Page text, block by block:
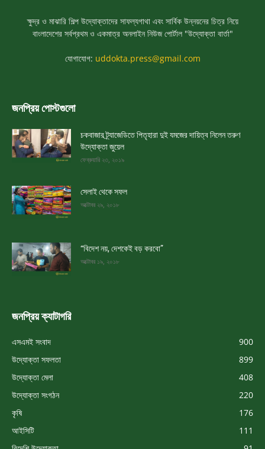
ক্ষুদ্র ও মাঝারি শিল্প উদ্যোক্তাদের সাফল্যগাথা এবং সার্বিক উন্নয়নের চিত্র নিয়ে
বাংলাদেশের সর্বপ্রথম ও একমাত্র অনলাইন নিউজ পোর্টাল "উদ্যোক্তা বার্তা"
যোগাযোগ: uddokta.press@gmail.com
জনপ্রিয় পোস্টগুলো
চকবাজার ট্র্যাজেডিতে পিতৃহারা দুই যমজের দায়িত্ব নিলেন তরুণ
উদ্যোক্তা জুয়েল
ফেব্রুয়ারি ২৩, ২০১৯
সেলাই থেকে সফল
অক্টোবর ২৯, ২০১৮
“বিদেশ নয়, দেশকেই বড় করবো”
অক্টোবর ১৯, ২০১৮
জনপ্রিয় ক্যাটাগরি
এসএমই সংবাদ
900
উদ্যোক্তা সফলতা
899
উদ্যোক্তা মেলা
408
উদ্যোক্তা সংগঠন
220
কৃষি
176
আইসিটি
111